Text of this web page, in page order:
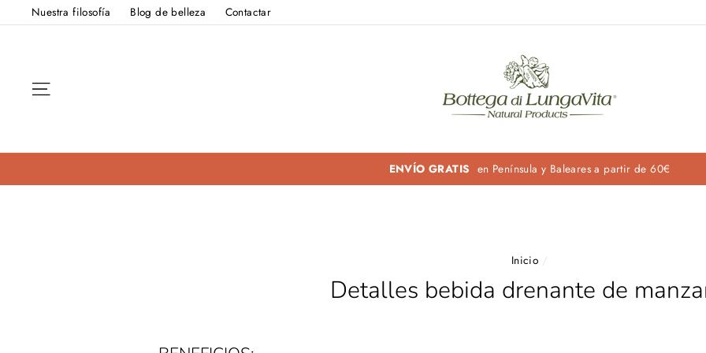
directamente
Nuestra filosofía Blog de belleza Contactar
ENVÍO GRATIS en Península y Baleares a partir de 60€
Inicio /
Detalles bebida drenante de